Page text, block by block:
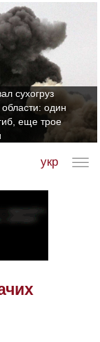
сухогруз
один
еще трое
укр